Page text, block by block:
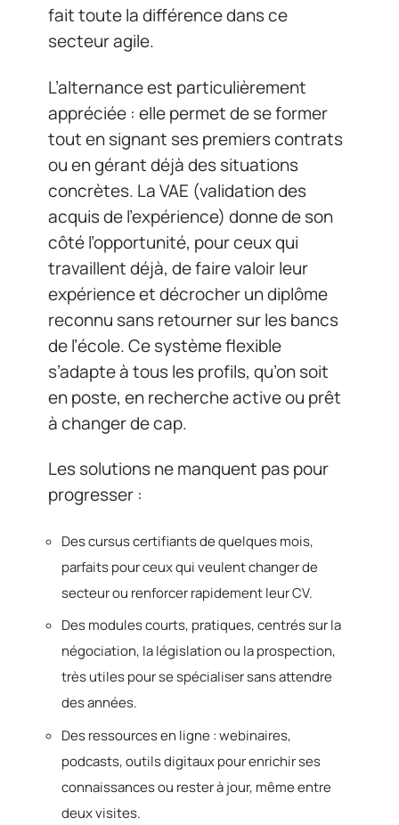
fait toute la différence dans ce
secteur agile.
L’alternance est particulièrement
appréciée : elle permet de se former
tout en signant ses premiers contrats
ou en gérant déjà des situations
concrètes. La VAE (validation des
acquis de l’expérience) donne de son
côté l’opportunité, pour ceux qui
travaillent déjà, de faire valoir leur
expérience et décrocher un diplôme
reconnu sans retourner sur les bancs
de l’école. Ce système flexible
s’adapte à tous les profils, qu’on soit
en poste, en recherche active ou prêt
à changer de cap.
Les solutions ne manquent pas pour
progresser :
Des cursus certifiants de quelques mois,
parfaits pour ceux qui veulent changer de
secteur ou renforcer rapidement leur CV.
Des modules courts, pratiques, centrés sur la
négociation, la législation ou la prospection,
très utiles pour se spécialiser sans attendre
des années.
Des ressources en ligne : webinaires,
podcasts, outils digitaux pour enrichir ses
connaissances ou rester à jour, même entre
deux visites.